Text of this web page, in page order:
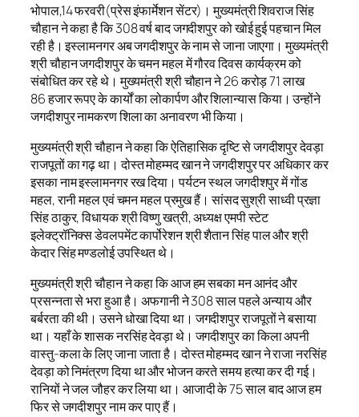
भोपाल,14 फरवरी(प्रेस इंफार्मेशन सेंटर)। मुख्यमंत्री शिवराज सिंह
चौहान ने कहा है कि 308 वर्ष बाद जगदीशपुर को खोई हुई पहचान मिल
रही है। इस्लामनगर अब जगदीशपुर के नाम से जाना जाएगा। मुख्यमंत्री
श्री चौहान जगदीशपुर के चमन महल में गौरव दिवस कार्यक्रम को
संबोधित कर रहे थे। मुख्यमंत्री श्री चौहान ने 26 करोड़ 71 लाख
86 हजार रूपए के कार्यों का लोकार्पण और शिलान्यास किया। उन्होंने
जगदीशपुर नामकरण शिला का अनावरण भी किया।
मुख्यमंत्री श्री चौहान ने कहा कि ऐतिहासिक दृष्टि से जगदीशपुर देवड़ा
राजपूतों का गढ़ था। दोस्त मोहम्मद खान ने जगदीशपुर पर अधिकार कर
इसका नाम इस्लामनगर रख दिया। पर्यटन स्थल जगदीशपुर में गोंड
महल, रानी महल एवं चमन महल प्रमुख हैं। सांसद सुश्री साध्वी प्रज्ञा
सिंह ठाकुर, विधायक श्री विष्णु खत्री, अध्यक्ष एमपी स्टेट
इलेक्ट्रॉनिक्स डेवलपमेंट कार्पोरेशन श्री शैतान सिंह पाल और श्री
केदार सिंह मण्डलोई उपस्थित थे।
मुख्यमंत्री श्री चौहान ने कहा कि आज हम सबका मन आनंद और
प्रसन्नता से भरा हुआ है। अफगानी ने 308 साल पहले अन्याय और
बर्बरता की थी। उसने धोखा दिया था। जगदीशपुर राजपूतों ने बसाया
था। यहाँ के शासक नरसिंह देवड़ा थे। जगदीशपुर का किला अपनी
वास्तु-कला के लिए जाना जाता है। दोस्त मोहम्मद खान ने राजा नरसिंह
देवड़ा को निमंत्रण दिया था और भोजन करते समय हत्या कर दी गई।
रानियों ने जल जौहर कर लिया था। आजादी के 75 साल बाद आज हम
फिर से जगदीशपुर नाम कर पाए हैं।